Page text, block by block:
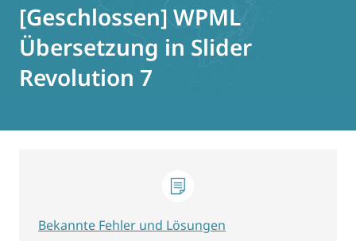
[Geschlossen] WPML
Übersetzung in Slider
Revolution 7
Bekannte Fehler und Lösungen